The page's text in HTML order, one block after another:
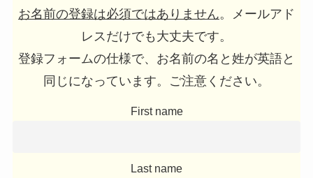
お名前の登録は必須ではありません。メールアド
レスだけでも大丈夫です。
登録フォームの仕様で、お名前の名と姓が英語と
同じになっています。ご注意ください。
First name
Last name